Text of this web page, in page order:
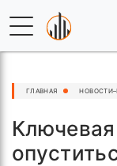
ГЛАВНАЯ